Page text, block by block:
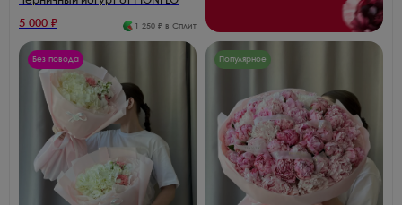
5 000 ₽ 1 250 ₽ в Сплит
Без повода Популярное